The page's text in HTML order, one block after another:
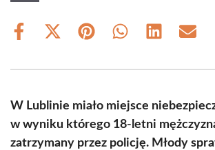
Share
Share
(Twitter)
Share Share Share Share
W Lublinie miało miejsce
w wyniku którego 18-letni
zatrzymany przez policję. Młody